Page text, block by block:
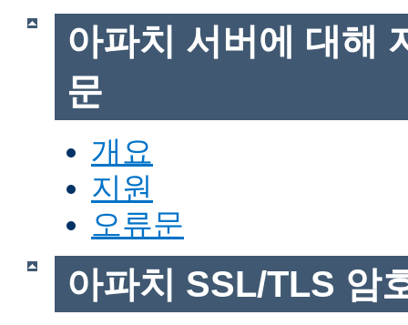
아파치 서버에 대해
문
개요
지원
오류문
아파치 SSL/TLS 암